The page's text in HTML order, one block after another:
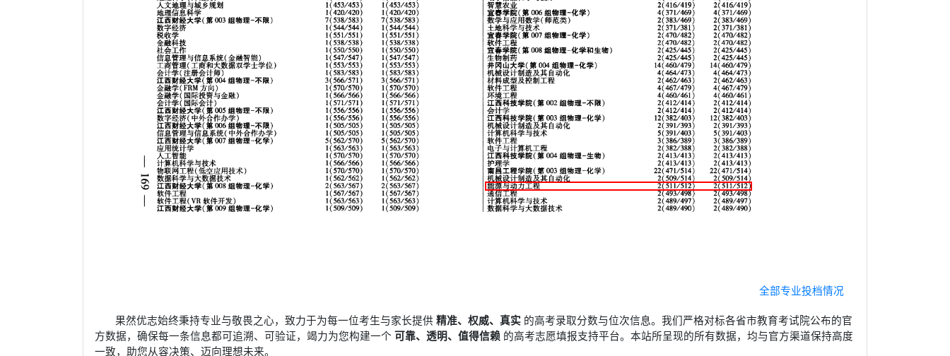
全部专业投档情况
果然优志始终秉持专业与敬畏之心，致力于为每一位考生与家长提供精准、权威、真实 的高考录取分数与位次信息。我们严格对标各省市教育考试院公布的官
方数据，确保每一条信息都可追溯、可验证，竭力为您构建一个 可靠、透明、值得信赖 的高考志愿填报支持平台。本站所呈现的所有数据，均与官方渠道保持高度
一致，助您从容决策、迈向理想未来。